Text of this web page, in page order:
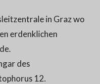
in Graz wo
erdenklichen
des
12.